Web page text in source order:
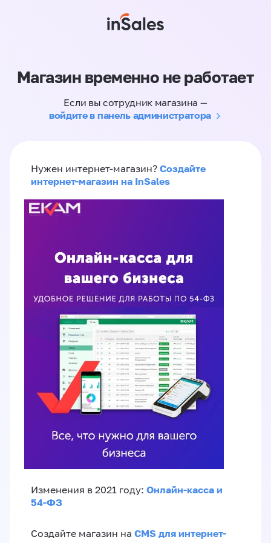
Магазин временно не работает
Если вы сотрудник магазина —
войдите в панель администратора
Нужен интернет-магазин? Создайте
интернет-магазин на InSales
Изменения в 2021 году: Онлайн-касса и
54-ФЗ
Создайте магазин на CMS для интернет-